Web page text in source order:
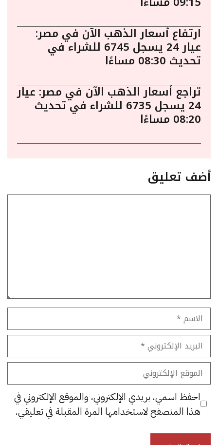
ارتفاع أسعار الذهب الآن في مصر:
عيار 24 يسجل 6745 للشراء في
تحديث 08:30 مساءًا
تراجع أسعار الذهب الآن في مصر: عيار
24 يسجل 6735 للشراء في تحديث
08:20 مساءًا
أضف تعليق
الاسم
البريد
الإلكتروني
الموقع
الإلكتروني
احفظ اسمي، بريدي الإلكتروني، والموقع الإلكتروني في
هذا المتصفح لاستخدامها المرة المقبلة في تعليقي.